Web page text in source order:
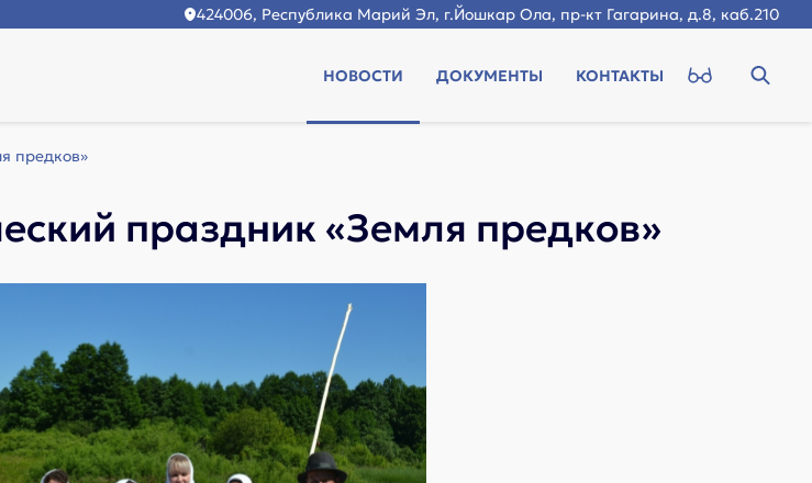
424006, Республика Марий Эл, г.Йошкар Ола, пр-кт Гагарина, д.8, каб.210
НОВОСТИ ДОКУМЕНТЫ КОНТАКТЫ
предков»
праздник «Земля предков»